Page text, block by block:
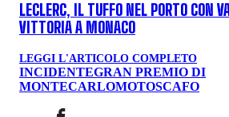
LECLERC, IL TUFFO NEL PORTO CON
VITTORIA A MONACO
LEGGI L'ARTICOLO COMPLETO
INCIDENTEGRAN PREMIO DI
MONTECARLOMOTOSCAFO